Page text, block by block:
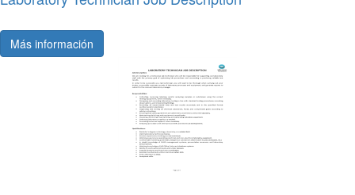
Más información